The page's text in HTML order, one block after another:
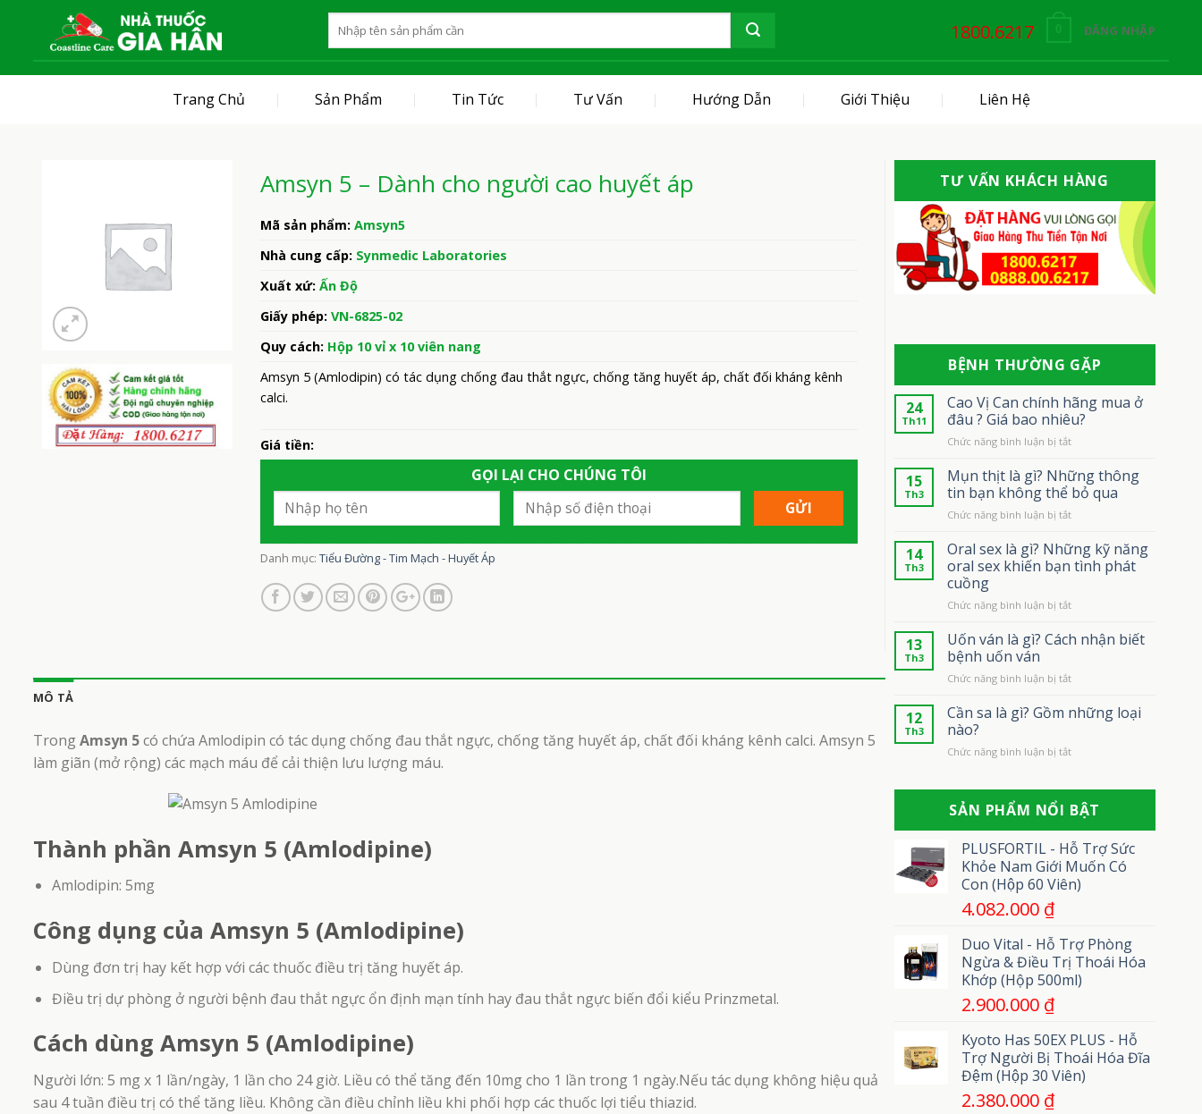
content
1800.6217 ĐĂNG NHẬP
Trang Chủ Sản Phẩm Tin Tức Tư Vấn Hướng Dẫn Giới Thiệu Liên Hệ
Amsyn 5 – Dành cho người cao huyết áp
Mã sản phẩm: Amsyn5
Nhà cung cấp: Synmedic Laboratories
Xuất xứ: Ấn Độ
Giấy phép: VN-6825-02
Quy cách: Hộp 10 vỉ x 10 viên nang
Amsyn 5 (Amlodipin) có tác dụng chống đau thắt ngực, chống tăng huyết áp, chất đối kháng kênh
calci.
Giá tiền:
GỌI LẠI CHO CHÚNG TÔI
Danh mục: Tiểu Đường - Tim Mạch - Huyết Áp
MÔ TẢ
TrongAmsyn 5có chứa Amlodipin có tác dụng chống đau thắt ngực, chống tăng huyết áp, chất đối kháng kênh calci. Amsyn 5
làm giãn (mở rộng) các mạch máu để cải thiện lưu lượng máu.
Thành phần Amsyn 5 (Amlodipine)
Amlodipin: 5mg
Công dụng của Amsyn 5 (Amlodipine)
Dùng đơn trị hay kết hợp với các thuốc điều trị tăng huyết áp.
Điều trị dự phòng ở người bệnh đau thắt ngực ổn định mạn tính hay đau thắt ngực biến đổi kiểu Prinzmetal.
Cách dùng Amsyn 5 (Amlodipine)
Người lớn: 5 mg x 1 lần/ngày, 1 lần cho 24 giờ. Liều có thể tăng đến 10mg cho 1 lần trong 1 ngày.Nếu tác dụng không hiệu quả
sau 4 tuần điều trị có thể tăng liều. Không cần điều chỉnh liều khi phối hợp các thuốc lợi tiểu thiazid.
TƯ VẤN KHÁCH HÀNG
BỆNH THƯỜNG GẶP
24
Th11
Cao Vị Can chính hãng mua ở
đâu ? Giá bao nhiêu?
Chức năng bình luận bị tắtở
Vị
Can
chính
hãng
ở
đâu
bao
15
Th3
Mụn thịt là gì? Những thông
tin bạn không thể bỏ qua
Chức năng bình luận bị tắtở
thịt
là
gì?
thông
bạn
bỏ
14
Th3
Oral sex là gì? Những kỹ năng
oral sex khiến bạn tình phát
cuồng
Chức năng bình luận bị tắtở
sex
Những
năng
khiến
tình
phát
cuồng
13
Th3
Uốn ván là gì? Cách nhận biết
bệnh uốn ván
Chức năng bình luận bị tắtở
ván
Cách
bệnh
uốn
ván
12
Th3
Cần sa là gì? Gồm những loại
nào?
Chức năng bình luận bị tắtở
gì?
những
loại
nào?
SẢN PHẨM NỔI BẬT
PLUSFORTIL - Hỗ Trợ Sức
Khỏe Nam Giới Muốn Có
Con (Hộp 60 Viên)
4.082.000 ₫
Duo Vital - Hỗ Trợ Phòng
Ngừa & Điều Trị Thoái Hóa
Khớp (Hộp 500ml)
2.900.000 ₫
Kyoto Has 50EX PLUS - Hỗ
Trợ Người Bị Thoái Hóa Đĩa
Đệm (Hộp 30 Viên)
2.380.000 ₫